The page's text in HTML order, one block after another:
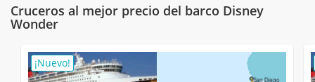
Cruceros al mejor precio del barco Disney
Wonder
¡Nuevo!